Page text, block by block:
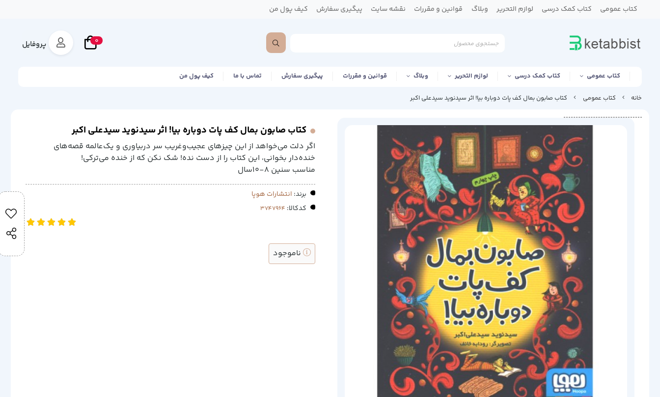
کتاب عمومی کتاب کمک درسی لوازم التحریر وبلاگ قوانین و مقررات نقشه سایت پیگیری سفارش کیف پول من
0 پروفایل
کتاب عمومی کتاب کمک درسی لوازم التحریر وبلاگ قوانین و مقررات پیگیری سفارش تماس با ما کیف پول من
خانه کتاب عمومی کتاب صابون بمال کف پات دوباره بیا! اثر سیدنوید سیدعلی اکبر
کتاب صابون بمال کف پات دوباره بیا! اثر سیدنوید سیدعلی اکبر
اگر دلت می‌خواهد از این چیزهای عجیب‌وغریب سر دربیاوری و یک‌عالمه قصه‌های
خنده‌دار بخوانی، این کتاب را از دست نده! شک نکن که از خنده می‌ترکی!
مناسب سنین 8-10سال
برند: انتشارات هوپا
کدکالا:
ناموجود